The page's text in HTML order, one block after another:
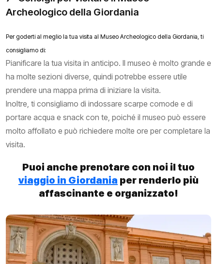
Archeologico della Giordania
Per goderti al meglio la tua visita al Museo Archeologico della Giordania, ti
consigliamo di:
Pianificare la tua visita in anticipo. Il museo è molto grande e
ha molte sezioni diverse, quindi potrebbe essere utile
prendere una mappa prima di iniziare la visita.
Inoltre, ti consigliamo di indossare scarpe comode e di
portare acqua e snack con te, poiché il museo può essere
molto affollato e può richiedere molte ore per completare la
visita.
Puoi anche prenotare con noi il tuo
viaggio in Giordania per renderlo più
affascinante e organizzato!